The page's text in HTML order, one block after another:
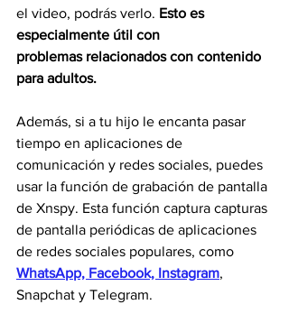
el video, podrás verlo. Esto es
especialmente útil con
problemas relacionados con contenido
para adultos.
Además, si a tu hijo le encanta pasar
tiempo en aplicaciones de
comunicación y redes sociales, puedes
usar la función de grabación de pantalla
de Xnspy. Esta función captura capturas
de pantalla periódicas de aplicaciones
de redes sociales populares, como
WhatsApp, Facebook, Instagram,
Snapchat y Telegram.